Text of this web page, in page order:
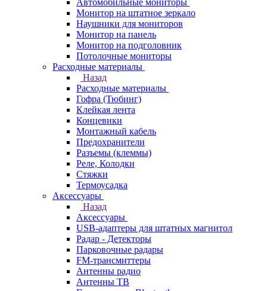
Автомобильные мониторы
Монитор на штатное зеркало
Наушники для мониторов
Монитор на панель
Монитор на подголовник
Потолочные мониторы
Расходные материалы
Назад
Расходные материалы
Гофра (Тюбинг)
Клейкая лента
Концевики
Монтажный кабель
Предохранители
Разъемы (клеммы)
Реле, Колодки
Стяжки
Термоусадка
Аксессуары
Назад
Аксессуары
USB-адаптеры для штатных магнитол
Радар - Детекторы
Парковочные радары
FM-трансмиттеры
Антенны радио
Антенны ТВ